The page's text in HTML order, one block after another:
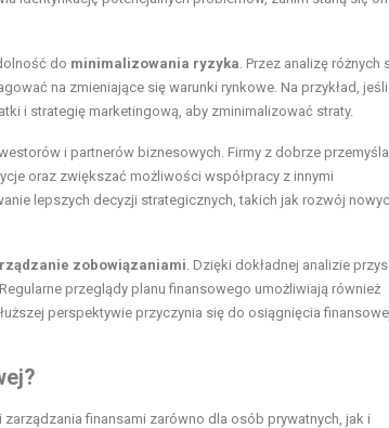
do minimalizowania ryzyka . Przez analizę różnych
na zmieniające się warunki rynkowe. Na przykład,
i strategię marketingową, aby zminimalizować straty.
i partnerów biznesowych. Firmy z dobrze
oraz zwiększać możliwości współpracy z innymi
lepszych decyzji strategicznych, takich jak rozwój
zobowiązaniami . Dzięki dokładnej analizie
przeglądy planu finansowego umożliwiają również
perspektywie przyczynia się do osiągnięcia
finansami zarówno dla osób prywatnych, jak i